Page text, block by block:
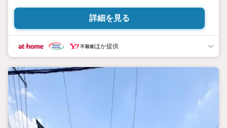
お客様のお話をきちんとお聞きし、しっかり話し合う「心」のコミ
ュニケーションが大切になります。だからこそ、それぞれのお客
インターネット予約で当日見学が可能！
（1）［室内・現地を見学する］をクリック
（2）本日4日以内をご希望の方は
「ご要望・ご質問欄」に希望日時をご記入ください！
【主要不動産流通各社の2025年度中間期の売買仲介実績におい
て、全国第9位の売買仲介実績です】
※住宅新報より
詳細を見る
ほか提供